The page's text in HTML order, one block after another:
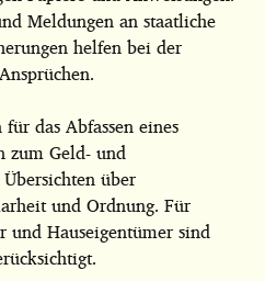
Meldungen an staatliche
helfen bei der
das Abfassen eines
zum Geld- und
über
und Ordnung. Für
und Hauseigentümer sind